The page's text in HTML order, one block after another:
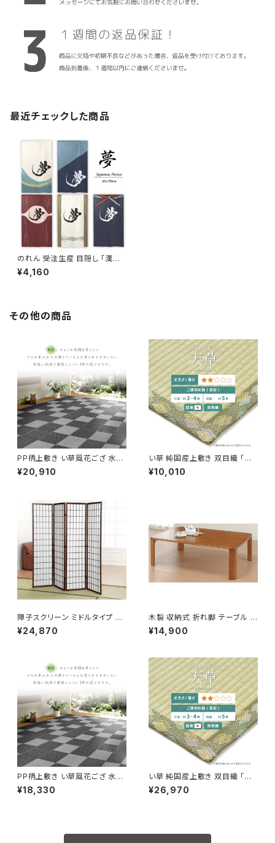
最近チェックした商品
のれん 受注生産 目隠し 「漢字
夢」 日本製 和柄 DREAM / 家
具・インテリア ファブリック・敷
¥4,160
その他の商品
PP柄上敷き い草風花ござ 水洗
いOK 「矢倉」 グレー / 家具・イ
ンテリア ファブリック・敷物 カー
¥20,910
い草 純国産上敷き 双目織 「天
草(あまくさ)」 / 家具・インテリア
ファブリック・敷物 畳・ござ
¥10,010
障子スクリーン ミドルタイプ ハ
イタイプ / 家具・インテリア 間
仕切り・パーテション
¥24,870
木製 収納式 折れ脚 テーブル ち
ゃぶ台 / 家具・インテリア ロー
テーブル
¥14,900
PP柄上敷き い草風花ござ 水洗
いOK 「矢倉」 グレー / 家具・イ
ンテリア ファブリック・敷物 カー
¥18,330
い草 純国産上敷き 双目織 「天
草(あまくさ)」 / 家具・インテリア
ファブリック・敷物 畳・ござ
¥26,970